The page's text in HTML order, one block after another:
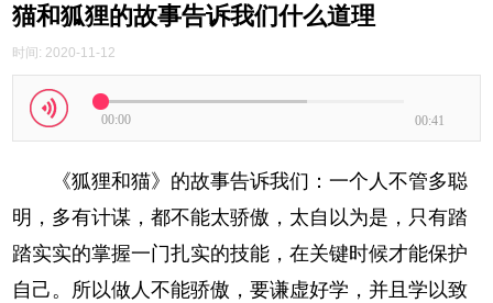
猫和狐狸的故事告诉我们什么道理
时间: 2020-11-12
00:00 00:41
《狐狸和猫》的故事告诉我们：一个人不管多聪
明，多有计谋，都不能太骄傲，太自以为是，只有踏
踏实实的掌握一门扎实的技能，在关键时候才能保护
自己。所以做人不能骄傲，要谦虚好学，并且学以致